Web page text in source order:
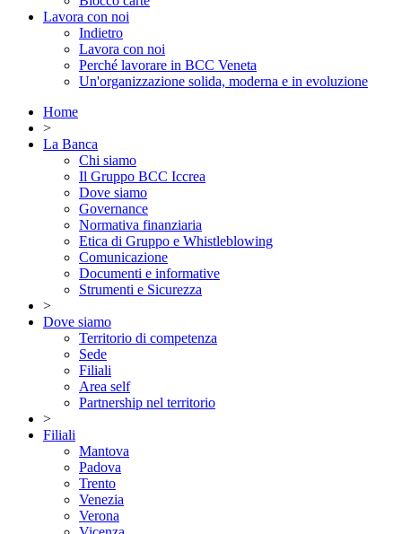
Lavora con noi
Indietro
Lavora con noi
Perché lavorare in BCC Veneta
Un'organizzazione solida, moderna e in evoluzione
Home
>
La Banca
Chi siamo
Il Gruppo BCC Iccrea
Dove siamo
Governance
Normativa finanziaria
Etica di Gruppo e Whistleblowing
Comunicazione
Documenti e informative
Strumenti e Sicurezza
>
Dove siamo
Territorio di competenza
Sede
Filiali
Area self
Partnership nel territorio
>
Filiali
Mantova
Padova
Trento
Venezia
Verona